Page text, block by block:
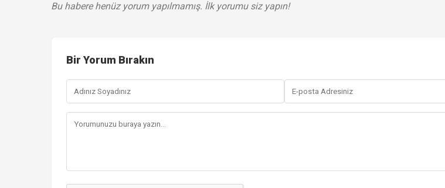
Bu habere henüz yorum yapılmamış. İlk yorumu siz yapın!
Bir Yorum Bırakın